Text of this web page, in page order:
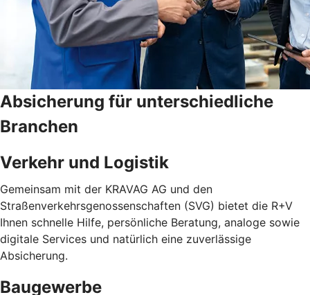
Absicherung für unterschiedliche
Branchen
Verkehr und Logistik
Gemeinsam mit der KRAVAG AG und den
Straßenverkehrsgenossenschaften (SVG) bietet die R+V
Ihnen schnelle Hilfe, persönliche Beratung, analoge sowie
digitale Services und natürlich eine zuverlässige
Absicherung.
Baugewerbe